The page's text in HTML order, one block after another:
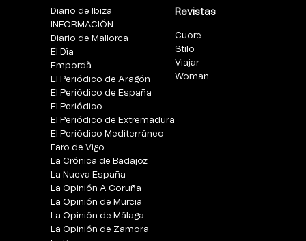
Diario de Ibiza
INFORMACIÓN
Diario de Mallorca
El Día
Empordà
El Periódico de Aragón
El Periódico de España
El Periódico
El Periódico de Extremadura
El Periódico Mediterráneo
Faro de Vigo
La Crónica de Badajoz
La Nueva España
La Opinión A Coruña
La Opinión de Murcia
La Opinión de Málaga
La Opinión de Zamora
Revistas
Cuore
Stilo
Viajar
Woman